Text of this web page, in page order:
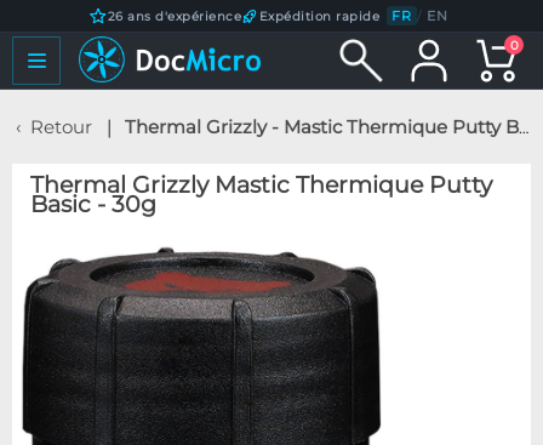
26 ans d'expérience Expédition rapide FR / EN
0
Retour Thermal Grizzly - Mastic Thermique Putty Basic - 30g
Thermal Grizzly Mastic Thermique Putty
Basic - 30g